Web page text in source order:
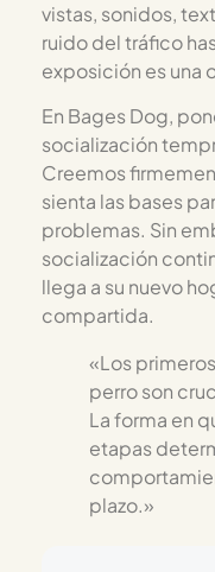
vistas, sonidos,
ruido del tráfico
exposición es una
En Bages Dog,
socialización
Creemos
sienta las bases
problemas. Sin
socialización
llega a su nuevo
compartida.
«Los
perro son
La forma en
etapas
plazo.»